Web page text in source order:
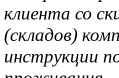
клиента со
(складов)
инструкции